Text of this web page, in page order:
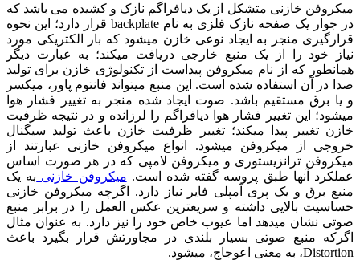
میکروفن خازنی متشکل از یک دیافراگم نازک و کشیده می باشد که
در جوار یک صفحه نازک فلزی به نام backplate قرار دارد؛ این نحوه
قرارگیری منجر به ایجاد نوعی خازن میشود که بار الکتریکی مورد
نیاز خود را از یک منبع خارجی دریافت میکند؛ به عبارت دیگر
همانطور که از نام میکروفن پیداست از تکنولوژی خازن برای تولید
صدا در آن استفاده شده است. این منبع میتواند فانتوم پاور، میکسر
و یا برق مستقیم باشد. صوت ایجاد شده منجر به تغییر فشار هوا
میشود؛ این تغییر فشار هوا دیافراگم را لرزانده و در نتیجه ظرفیت
خازن تغییر پیدا میکند؛ تغییر ظرفیت خازن باعث تولید سیگنال
خروجی از میکروفن میشود. انواع میکروفن خازنی عبارتند از
میکروفن ترانزیستوری و میکروفن لامپی که در هر صورت اساس
عملکرد آنها طبق پروسه گفته شده است. میکروفن خازنی به یک
منبع برق و یک پری آمپلی فایر نیاز دارد. اگرچه میکروفن خازنی
حساسیت بالایی داشته و سریعترین عکس العمل را در برابر منبع
صوتی نشان میدهد اما عیوب خاص خود را نیز دارد. به عنوان مثال
اگرکه منبع صوتی بسیار بلندی در مجاورتش قرار بگیرد باعث
Distortion، به معنی اعوجاج، میشود.